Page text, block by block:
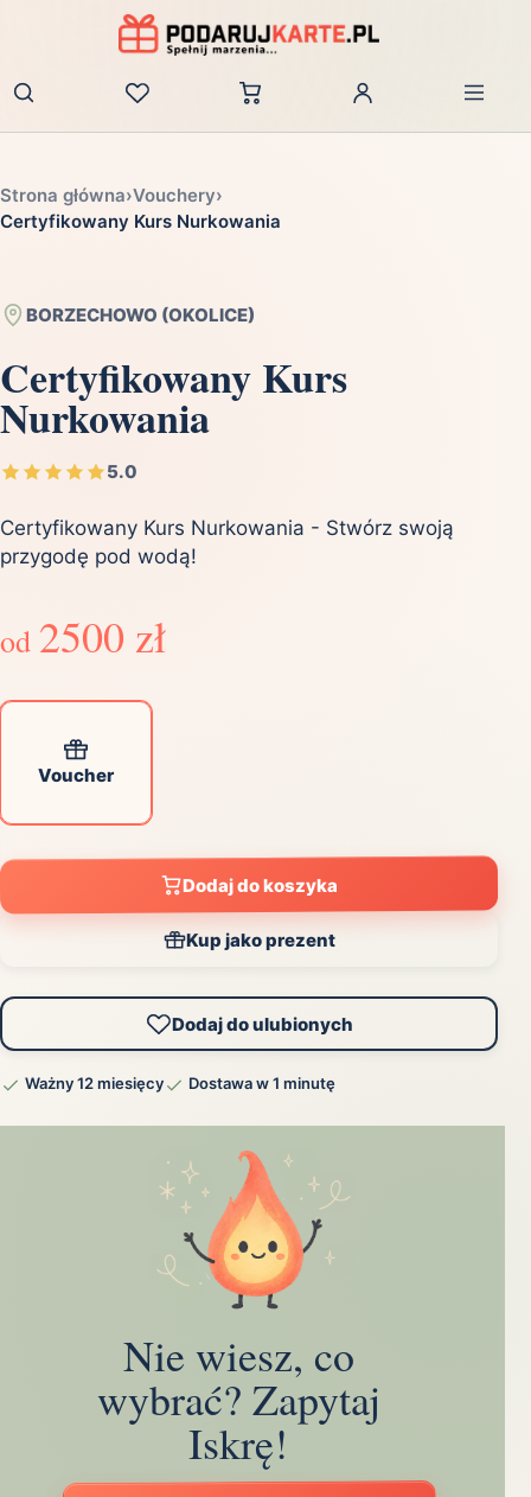
Zaloguj
Strona główna›Vouchery›
Certyfikowany Kurs Nurkowania
BORZECHOWO (OKOLICE)
Certyfikowany Kurs
Nurkowania
5.0
Certyfikowany Kurs Nurkowania - Stwórz swoją
przygodę pod wodą!
od 2500 zł
Voucher
Dodaj do koszyka
Kup jako prezent
Dodaj do ulubionych
Ważny 12 miesięcy Dostawa w 1 minutę
Nie wiesz, co
wybrać? Zapytaj
Iskrę!